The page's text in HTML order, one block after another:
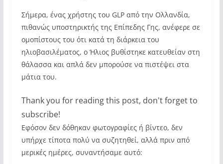
Σήμερα, ένας χρήστης του GLP από την Ολλανδία,
πιθανώς υποστηρικτής της Επίπεδης Γης, ανέφερε σε
ομοπίστους του ότι κατά τη διάρκεια του
ηλιοβασιλέματος, ο Ήλιος βυθίστηκε κατευθείαν στη
θάλασσα και απλά δεν μπορούσε να πιστέψει στα
μάτια του.
Thank you for reading this post, don't forget to
subscribe!
Εφόσον δεν δόθηκαν φωτογραφίες ή βίντεο, δεν
υπήρχε τίποτα πολύ να συζητηθεί, αλλά πριν από
μερικές ημέρες, συναντήσαμε αυτό: